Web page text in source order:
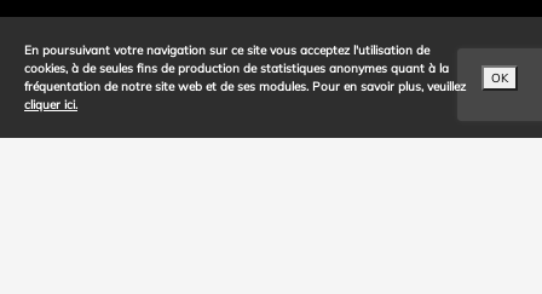
En poursuivant votre navigation sur ce site vous acceptez l'utilisation de
cookies, à de seules fins de production de statistiques anonymes quant à la
fréquentation de notre site web et de ses modules. Pour en savoir plus, veuillez
cliquer ici.
OK